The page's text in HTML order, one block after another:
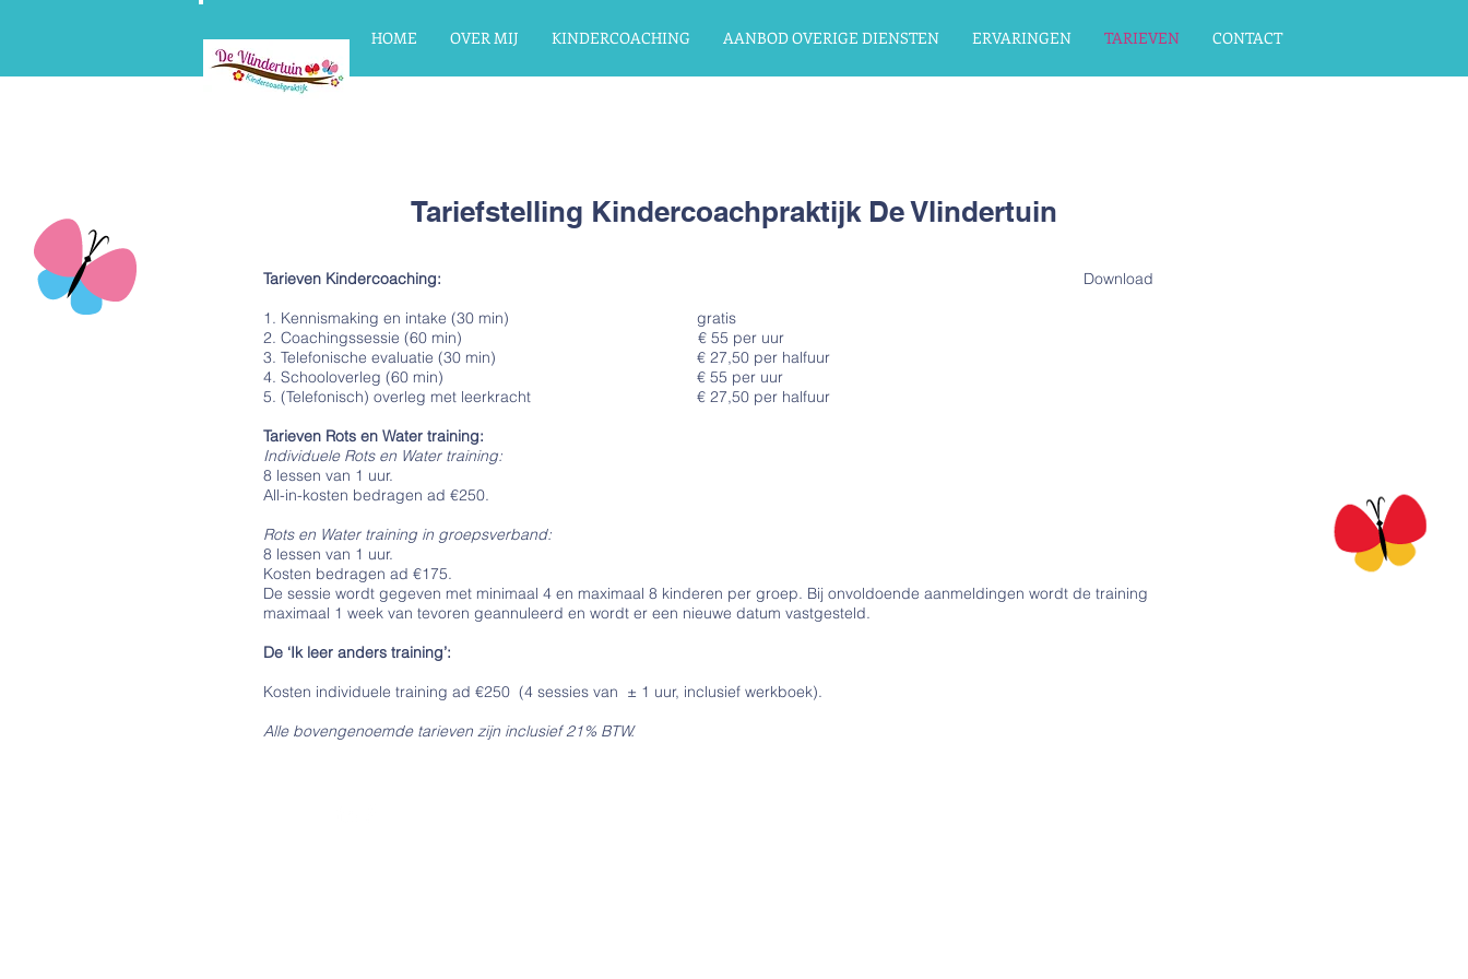
HOME OVER MIJ KINDERCOACHING AANBOD OVERIGE DIENSTEN ERVARINGEN TARIEVEN CONTACT
Tariefstelling Kindercoachpraktijk De Vlindertuin
Tarieven Kindercoaching:
1. Kennismaking en intake (30 min) gratis
2. Coachingssessie (60 min) € 55 per uur
3. Telefonische evaluatie (30 min) € 27,50 per halfuur
4. Schooloverleg (60 min) € 55 per uur
5. (Telefonisch) overleg met leerkracht € 27,50 per halfuur​
Tarieven Rots en Water training:
Individuele Rots en Water training:
8 lessen van 1 uur.
All-in-kosten bedragen ad €250.
Rots en Water training in groepsverband:
8 lessen van 1 uur.
Kosten bedragen ad €175.
De sessie wordt gegeven met minimaal 4 en maximaal 8 kinderen per groep. Bij onvoldoende aanmeldingen wordt de training
maximaal 1 week van tevoren geannuleerd en wordt er een nieuwe datum vastgesteld.
De ‘Ik leer anders training’:
Kosten individuele training ad €250 (4 sessies van ± 1 uur, inclusief werkboek).
Alle bovengenoemde tarieven zijn inclusief 21% BTW.
Download